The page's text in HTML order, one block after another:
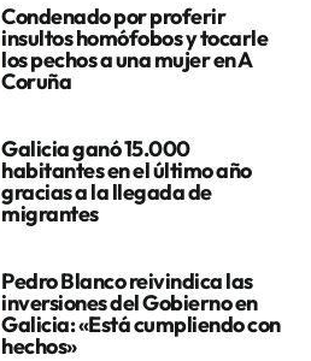
Condenado por proferir
insultos homófobos y tocarle
los pechos a una mujer en A
Coruña
Galicia ganó 15.000
habitantes en el último año
gracias a la llegada de
migrantes
Pedro Blanco reivindica las
inversiones del Gobierno en
Galicia: «Está cumpliendo con
hechos»